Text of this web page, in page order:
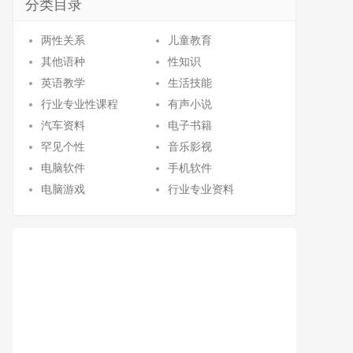
分类目录
两性关系
儿童教育
其他语种
性知识
英语教学
生活技能
行业专业性课程
有声小说
汽车资料
电子书籍
罕见个性
音乐影视
电脑软件
手机软件
电脑游戏
行业专业资料